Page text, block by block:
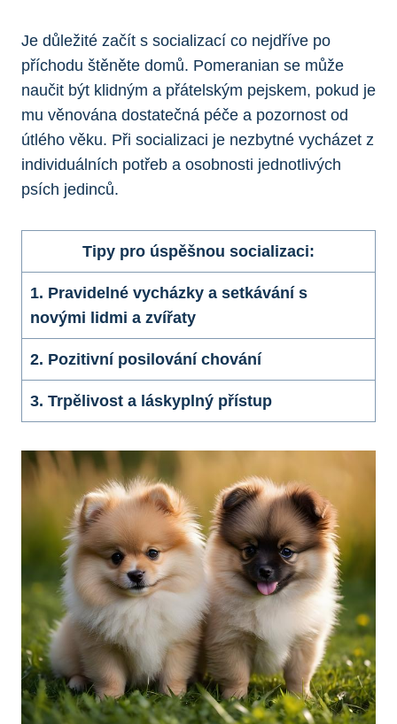
Je důležité⁢ začít ⁤s⁢ socializací co nejdříve po
příchodu štěněte‍ domů. Pomeranian se může
⁣naučit být klidným a přátelským ⁣pejskem, ‌pokud je
mu věnována dostatečná péče a pozornost od
útlého věku. Při socializaci je nezbytné ⁤vycházet z
individuálních potřeb a⁤ osobnosti jednotlivých
psích jedinců.
Tipy pro úspěšnou socializaci:
1. Pravidelné ‍vycházky a setkávání s
novými lidmi a zvířaty
2. ⁤Pozitivní posilování chování
3. Trpělivost a láskyplný přístup